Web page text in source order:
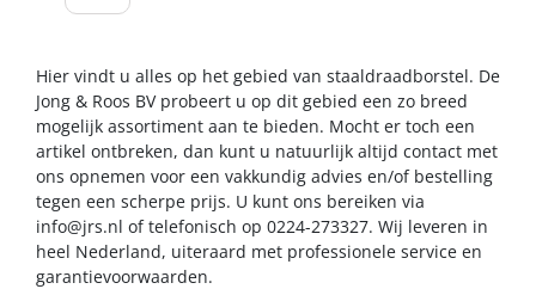
Hier vindt u alles op het gebied van staaldraadborstel. De
Jong & Roos BV probeert u op dit gebied een zo breed
mogelijk assortiment aan te bieden. Mocht er toch een
artikel ontbreken, dan kunt u natuurlijk altijd contact met
ons opnemen voor een vakkundig advies en/of bestelling
tegen een scherpe prijs. U kunt ons bereiken via
info@jrs.nl of telefonisch op 0224-273327. Wij leveren in
heel Nederland, uiteraard met professionele service en
garantievoorwaarden.